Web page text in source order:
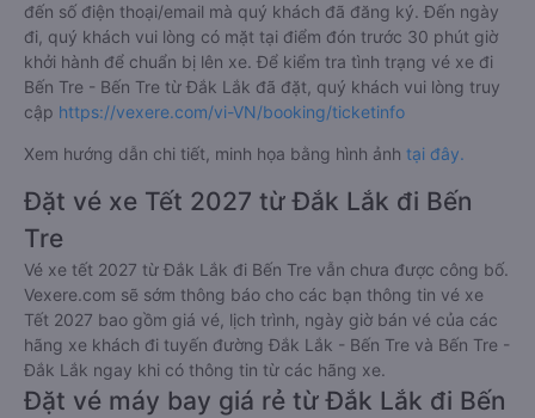
đến số điện thoại/email mà quý khách đã đăng ký. Đến ngày
đi, quý khách vui lòng có mặt tại điểm đón trước 30 phút giờ
khởi hành để chuẩn bị lên xe. Để kiểm tra tình trạng vé xe đi
Bến Tre - Bến Tre từ Đắk Lắk đã đặt, quý khách vui lòng truy
cập https://vexere.com/vi-VN/booking/ticketinfo
Xem hướng dẫn chi tiết, minh họa bằng hình ảnh tại đây.
Đặt vé xe Tết 2027 từ Đắk Lắk đi Bến
Tre
Vé xe tết 2027 từ Đắk Lắk đi Bến Tre vẫn chưa được công bố.
Vexere.com sẽ sớm thông báo cho các bạn thông tin vé xe
Tết 2027 bao gồm giá vé, lịch trình, ngày giờ bán vé của các
hãng xe khách đi tuyến đường Đắk Lắk - Bến Tre và Bến Tre -
Đắk Lắk ngay khi có thông tin từ các hãng xe.
Đặt vé máy bay giá rẻ từ Đắk Lắk đi Bến